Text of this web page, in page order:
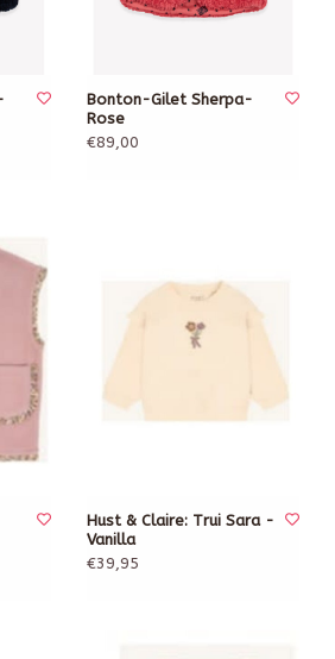
Bonton-Gilet Sherpa-
Rose
€89,00
Hust & Claire: Trui Sara -
Vanilla
€39,95